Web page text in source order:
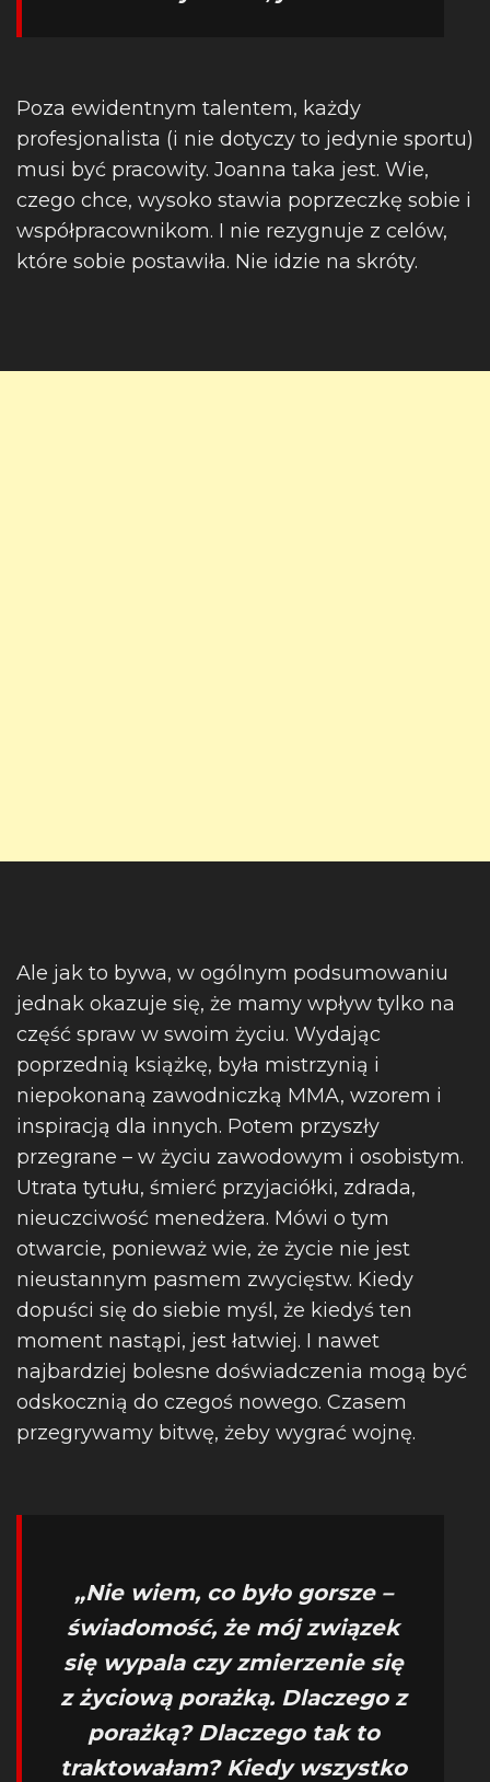
Poza ewidentnym talentem, każdy
profesjonalista (i nie dotyczy to jedynie sportu)
musi być pracowity. Joanna taka jest. Wie,
czego chce, wysoko stawia poprzeczkę sobie i
współpracownikom. I nie rezygnuje z celów,
które sobie postawiła. Nie idzie na skróty.
Ale jak to bywa, w ogólnym podsumowaniu
jednak okazuje się, że mamy wpływ tylko na
część spraw w swoim życiu. Wydając
poprzednią książkę, była mistrzynią i
niepokonaną zawodniczką MMA, wzorem i
inspiracją dla innych. Potem przyszły
przegrane – w życiu zawodowym i osobistym.
Utrata tytułu, śmierć przyjaciółki, zdrada,
nieuczciwość menedżera. Mówi o tym
otwarcie, ponieważ wie, że życie nie jest
nieustannym pasmem zwycięstw. Kiedy
dopuści się do siebie myśl, że kiedyś ten
moment nastąpi, jest łatwiej. I nawet
najbardziej bolesne doświadczenia mogą być
odskocznią do czegoś nowego. Czasem
przegrywamy bitwę, żeby wygrać wojnę.
„Nie wiem, co było gorsze –
świadomość, że mój związek
się wypala czy zmierzenie się
z życiową porażką. Dlaczego z
porażką? Dlaczego tak to
traktowałam? Kiedy wszystko